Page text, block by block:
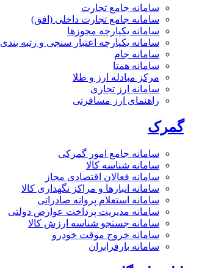
سامانه جامع تجارت
سامانه جامع تجارت داخلی (افق)
سامانه یکپارچه مجوزها
سامانه یکپارچه اعتبار سنجی و رتبه بندی
سامانه جام
سامانه همتا
مرکز مبادله ارز و طلا
سامانه ارز تجاری
راهنمای ارز مسافرتی
گمرک
سامانه جامع امور گمرکی
سامانه شناسه کالا
سامانه فعالان اقتصادی مجاز
سامانه انبارها و مراکز نگهداری کالا
سامانه استعلام پروانه صادراتی
سامانه مدیریت پرداخت عوارض دولتی
سامانه جستجو شناسه ارزش کالا
سامانه خروج موقت خودرو
سامانه بارفرابران